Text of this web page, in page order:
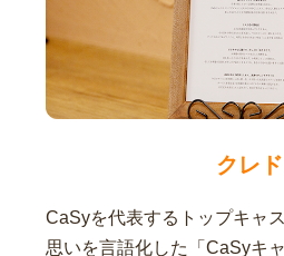
クレド
CaSyを代表するトップキャ
思いを言語化した「CaSyキ